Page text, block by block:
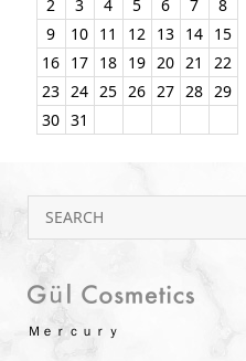
2
3 4 5 6 7
8
9
10 11 12 13 14 15
16 17 18 19 20 21
22
23 24 25 26 27 28 29
30 31
Ｍｅｒｃｕｒｙ